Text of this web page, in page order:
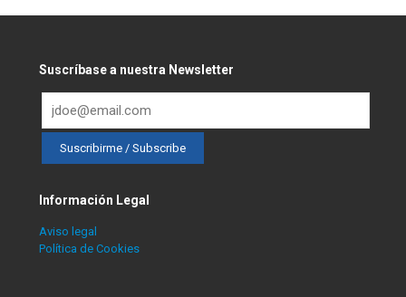
Suscríbase a nuestra Newsletter
Información Legal
Aviso legal
Política de Cookies